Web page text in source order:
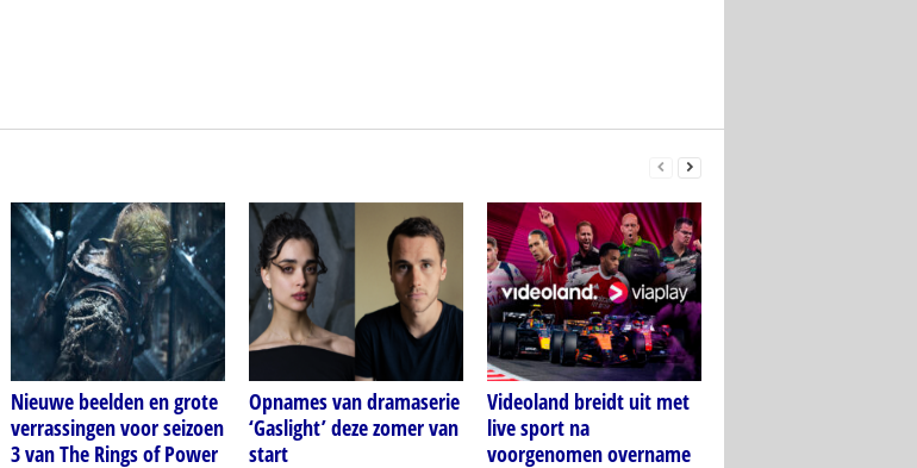
Nieuwe beelden en grote
verrassingen voor seizoen
3 van The Rings of Power
Opnames van dramaserie
‘Gaslight’ deze zomer van
start
Videoland breidt uit met
live sport na
voorgenomen overname